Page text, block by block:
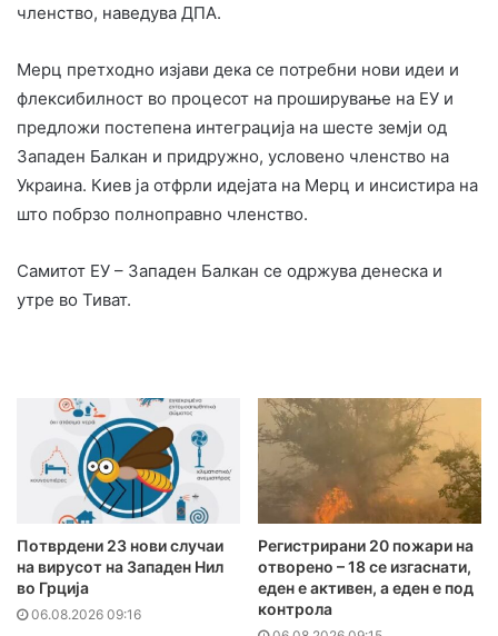
членство, наведува ДПА.
Мерц претходно изјави дека се потребни нови идеи и
флексибилност во процесот на проширување на ЕУ и
предложи постепена интеграција на шесте земји од
Западен Балкан и придружно, условено членство на
Украина. Киев ја отфрли идејата на Мерц и инсистира на
што побрзо полноправно членство.
Самитот ЕУ – Западен Балкан се одржува денеска и
утре во Тиват.
Потврдени 23 нови случаи
на вирусот на Западен Нил
во Грција
06.08.2026 09:16
Регистрирани 20 пожари на
отворено – 18 се изгаснати,
еден е активен, а еден е под
контрола